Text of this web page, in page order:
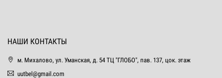
НАШИ КОНТАКТЫ
м. Михалово, ул. Уманская, д. 54 ТЦ "ГЛОБО", пав. 137, цок. этаж
uutbel@gmail.com